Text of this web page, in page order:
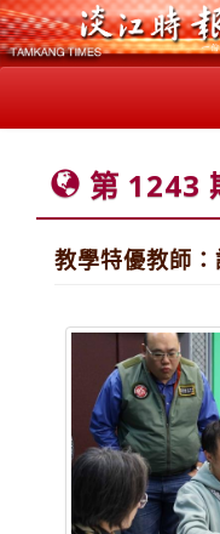
第 1243
教學特優教師